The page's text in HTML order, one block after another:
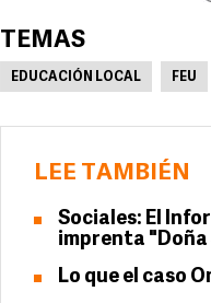
TEMAS
EDUCACIÓN LOCAL FEU
LEE TAMBIÉN
Sociales: El
imprenta
Lo que el caso